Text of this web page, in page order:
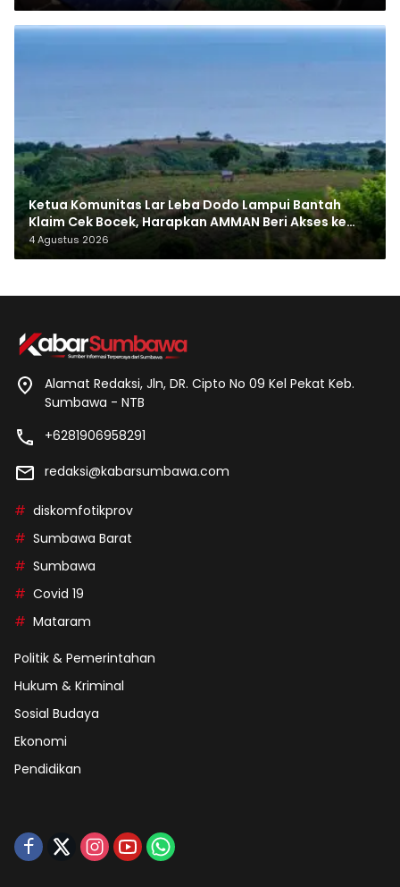
Ketua Komunitas Lar Leba Dodo Lampui Bantah
Klaim Cek Bocek, Harapkan AMMAN Beri Akses ke
Makam Leluhur
4 Agustus 2026
Alamat Redaksi, Jln, DR. Cipto No 09 Kel Pekat Keb.
Sumbawa - NTB
+6281906958291
redaksi@kabarsumbawa.com
diskomfotikprov
Sumbawa Barat
Sumbawa
Covid 19
Mataram
Politik & Pemerintahan
Hukum & Kriminal
Sosial Budaya
Ekonomi
Pendidikan